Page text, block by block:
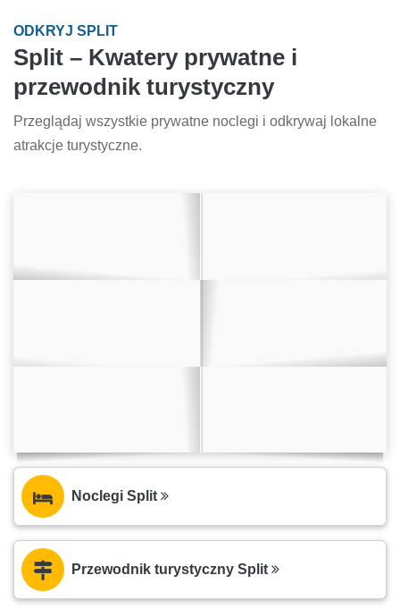
ODKRYJ SPLIT
Split – Kwatery prywatne i
przewodnik turystyczny
Przeglądaj wszystkie prywatne noclegi i odkrywaj lokalne
atrakcje turystyczne.
Noclegi Split
Przewodnik turystyczny Split